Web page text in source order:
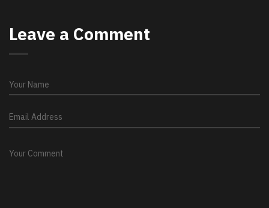
Leave a Comment